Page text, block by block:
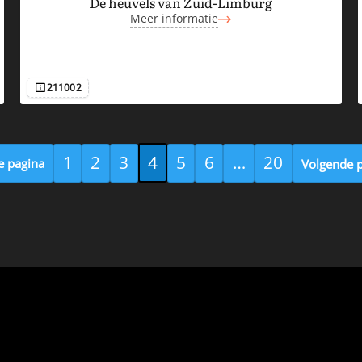
Meer informatie
Afbeeldingsnummer
211002
pagina 1 2 3 4 5 6 … 20 Volgende